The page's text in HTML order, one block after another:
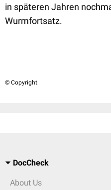
in späteren Jahren
Wurmfortsatz.
© Copyright
DocCheck
About Us